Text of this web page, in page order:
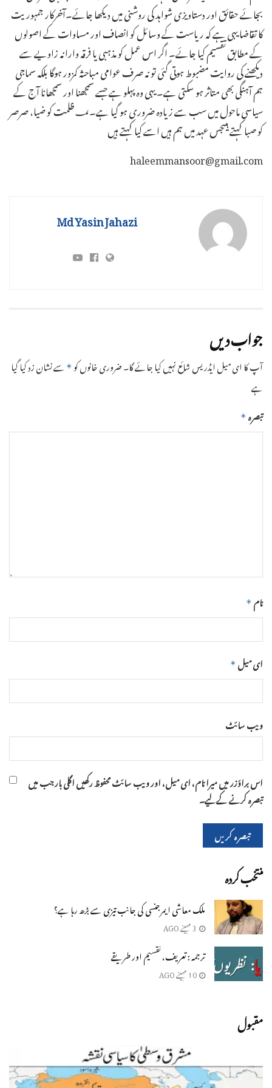
بجائے حقائق اور دستاویزی شواہد کی روشنی میں دیکھا جائے۔آخرکار جمہوریت
کا تقاضا یہی ہے کہ ریاست کے وسائل کو انصاف اور مساوات کے اصولوں
کے مطابق تقسیم کیا جائے۔ اگر اس عمل کو مذہبی یا فرقہ وارانہ زاویے سے
دیکھنے کی روایت مضبوط ہوتی گئی تو نہ صرف عوامی مباحثہ کمزور ہوگا بلکہ سماجی
ہم آہنگی بھی متاثر ہو سکتی ہے۔ یہی وہ پہلو ہے جسے سمجھنا اور سمجھانا آج کے
سیاسی ماحول میں سب سے زیادہ ضروری ہو گیا ہے۔؀ظلمت کو ضیا، صرصر
کو صبا کہتے ہیںجس عہد میں ہم ہیں اسے کیا کہتے ہیں
haleemmansoor@gmail.com
Md Yasin Jahazi
جواب دیں
آپ کا ای میل ایڈریس شائع نہیں کیا جائے گا۔ضروری خانوں کو * سے نشان زد کیا گیا
ہے
تبصرہ *
نام *
ای میل *
ویب‌ سائٹ
اس براؤزر میں میرا نام، ای میل، اور ویب سائٹ محفوظ رکھیں اگلی بار جب میں
تبصرہ کرنے کےلیے۔
منتخب کردہ
ملک معاشی ایمرجنسی کی جانب تیزی سے بڑھ رہا ہے؟
ترجمہ : تعریف، تقسیم اور طریقے
مقبول